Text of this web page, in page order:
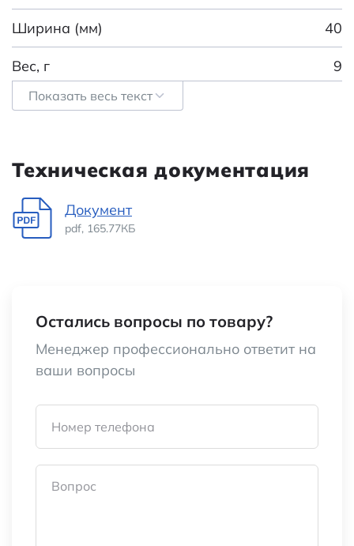
Ширина (мм) 40
Вес, г 9
Глубина (мм)
Материал PBT (UL94V-0)
Тип подшипника
Выводы проводные
Температура хранения -30…+75
Скорость вращения, об./мин.
Температура хранения, °C -30...+75
Показать весь текст
Техническая документация
Документ
pdf, 165.77КБ
Остались вопросы по товару?
Менеджер профессионально ответит на
ваши вопросы
Номер телефона
Вопрос